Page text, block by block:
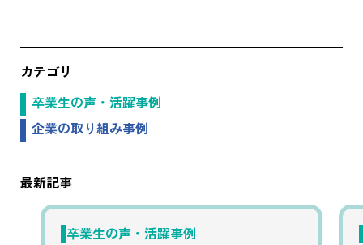
カテゴリ
卒業生の声・活躍事例
企業の取り組み事例
最新記事
卒業生の声・活躍事例